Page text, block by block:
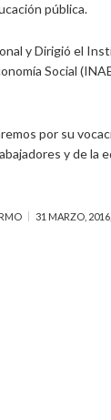
pública.
y Dirigió el
Social
por su
y de la
31 MARZO,